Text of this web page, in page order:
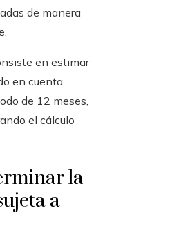
de manera
en estimar
en cuenta
de 12 meses,
el cálculo
la
a